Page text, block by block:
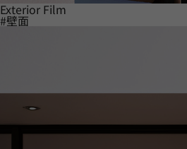
Exterior Film
#壁面